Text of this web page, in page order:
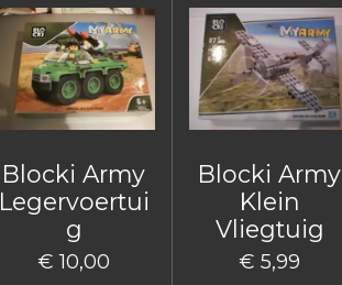
Blocki Army
Legervoertui
g
€ 10,00
Blocki Army
Klein
Vliegtuig
€ 5,99